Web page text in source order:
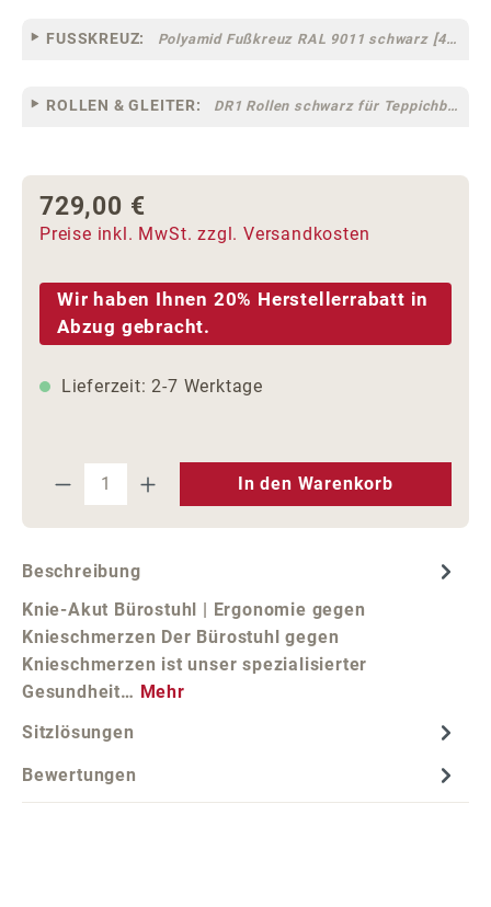
FUSSKREUZ: Polyamid Fußkreuz RAL 9011 schwarz [44]
ROLLEN & GLEITER: DR1 Rollen schwarz für Teppichböden [10]
Regulärer Preis:
729,00 €
Preise inkl. MwSt. zzgl. Versandkosten
Wir haben Ihnen 20% Herstellerrabatt in
Abzug gebracht.
Lieferzeit: 2-7 Werktage
Produkt Anzahl: Gib den
In den Warenkorb
Beschreibung
Knie-Akut Bürostuhl | Ergonomie gegen
Knieschmerzen Der Bürostuhl gegen
Knieschmerzen ist unser spezialisierter
Gesundheit… Mehr
Sitzlösungen
Bewertungen